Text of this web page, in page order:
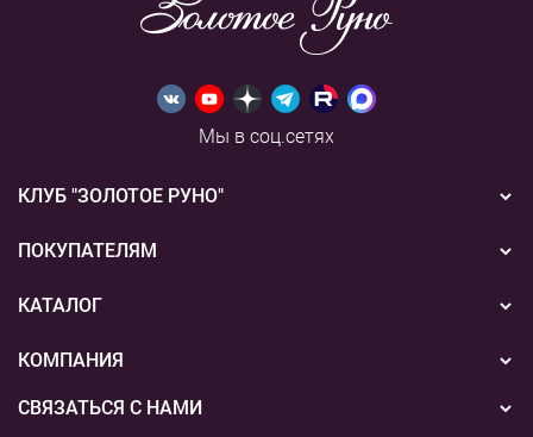
Мы в соц.сетях
КЛУБ "ЗОЛОТОЕ РУНО"
Новости
Акции
ПОКУПАТЕЛЯМ
Бонусная система
Подарочные сертификаты
Способы оплаты
КАТАЛОГ
Вышивка
Пряжа
КОМПАНИЯ
О нас
СВЯЗАТЬСЯ С НАМИ